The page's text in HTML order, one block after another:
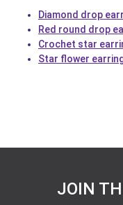
Diamond drop
Red round drop
Crochet star
Star flower
JOIN